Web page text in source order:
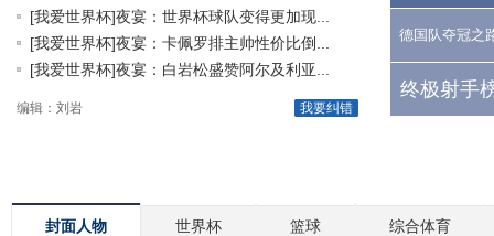
[我爱世界杯]夜宴：世界杯球队变得更加现...
[我爱世界杯]夜宴：卡佩罗排主帅性价比倒...
[我爱世界杯]夜宴：白岩松盛赞阿尔及利亚...
我要纠错
编辑：刘岩
德国队夺冠之
终极射手
封面人物 世界杯 篮球 综合体育